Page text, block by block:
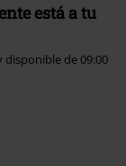
está a tu
de 09:00